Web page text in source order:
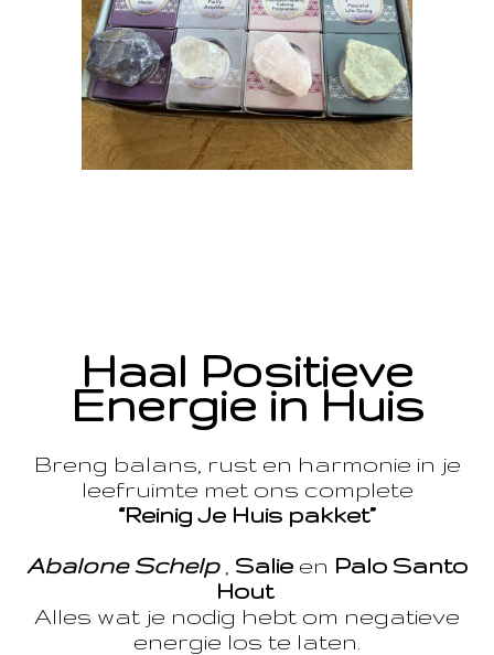
Haal Positieve
Energie in Huis
Breng balans, rust en harmonie in je
leefruimte met ons complete
“Reinig Je Huis pakket”
Abalone Schelp, Salie en Palo Santo
Hout
Alles wat je nodig hebt om negatieve
energie los te laten.